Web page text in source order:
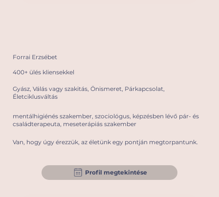
Forrai Erzsébet
400+ ülés kliensekkel
Gyász, Válás vagy szakitás, Önismeret, Párkapcsolat,
Életciklusváltás
mentálhigiénés szakember, szociológus, képzésben lévő pár- és
családterapeuta, meseterápiás szakember
Van, hogy úgy érezzük, az életünk egy pontján megtorpantunk.
Profil megtekintése